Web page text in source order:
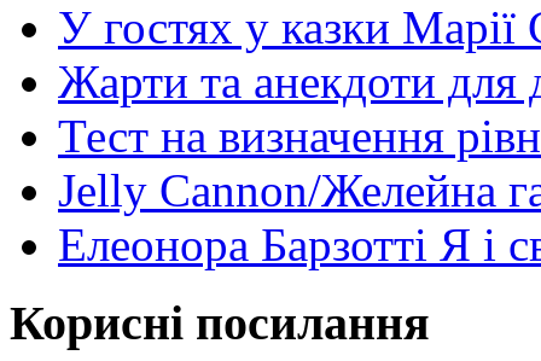
У гостях у казки
Жарти та анекдоти для
Тест на визначення
Jelly Cannon/Желейна
Елеонора Барзотті Я і
Корисні посилання